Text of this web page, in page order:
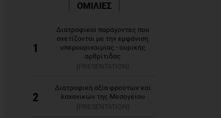
ΟΜΙΛΙΕΣ
1
Διατροφικοί παράγοντες που
σχετίζονται με την εμφάνιση
υπερουριχαιμίας - ουρικής
αρθρίτιδας
[PRESENTATION]
2
Διατροφική αξία φρούτων και
λαχανικών της Μεσογείου
[PRESENTATION]